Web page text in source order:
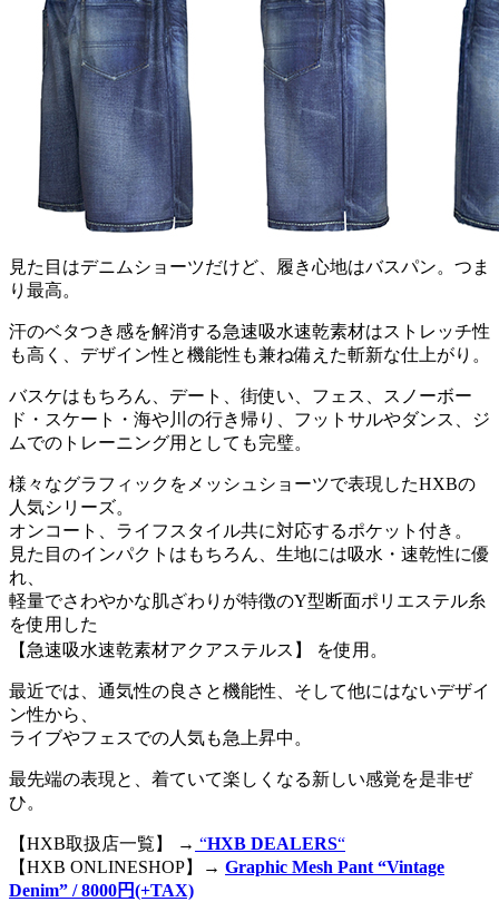
見た目はデニムショーツだけど、履き心地はバスパン。つま
り最高。
汗のベタつき感を解消する急速吸水速乾素材はストレッチ性
も高く、デザイン性と機能性も兼ね備えた斬新な仕上がり。
バスケはもちろん、デート、街使い、フェス、スノーボー
ド・スケート・海や川の行き帰り、フットサルやダンス、ジ
ムでのトレーニング用としても完璧。
様々なグラフィックをメッシュショーツで表現したHXBの
人気シリーズ。
オンコート、ライフスタイル共に対応するポケット付き。
見た目のインパクトはもちろん、生地には吸水・速乾性に優
れ、
軽量でさわやかな肌ざわりが特徴のY型断面ポリエステル糸
を使用した
【急速吸水速乾素材アクアステルス】 を使用。
最近では、通気性の良さと機能性、そして他にはないデザイ
ン性から、
ライブやフェスでの人気も急上昇中。
最先端の表現と、着ていて楽しくなる新しい感覚を是非ぜ
ひ。
【HXB取扱店一覧】 → “HXB DEALERS“
【HXB ONLINESHOP】→ Graphic Mesh Pant “Vintage
Denim” / 8000円(+TAX)